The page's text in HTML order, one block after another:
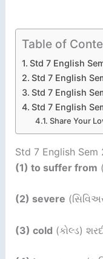
Table of
Std 7 English
Std 7 English
Std 7 English
Std 7 English
Share Your
Std 7 English Sem
(1) to suffer from
(2) severe
(3) cold (કોલ્ડ)